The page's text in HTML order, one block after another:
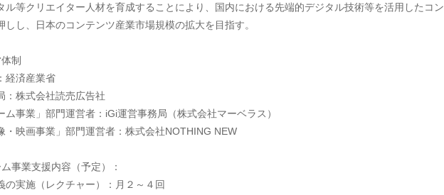
ル等クリエイター人材を育成することにより、国内における先端的デジタル技術等を活用したコ
しし、日本のコンテンツ産業市場規模の拡大を目指す。
制
経済産業省
：株式会社読売広告社
ム事業」部門運営者：iGi運営事務局（株式会社マーベラス）
・映画事業」部門運営者：株式会社NOTHING NEW
事業支援内容（予定）：
の実施（レクチャー）：月２～４回